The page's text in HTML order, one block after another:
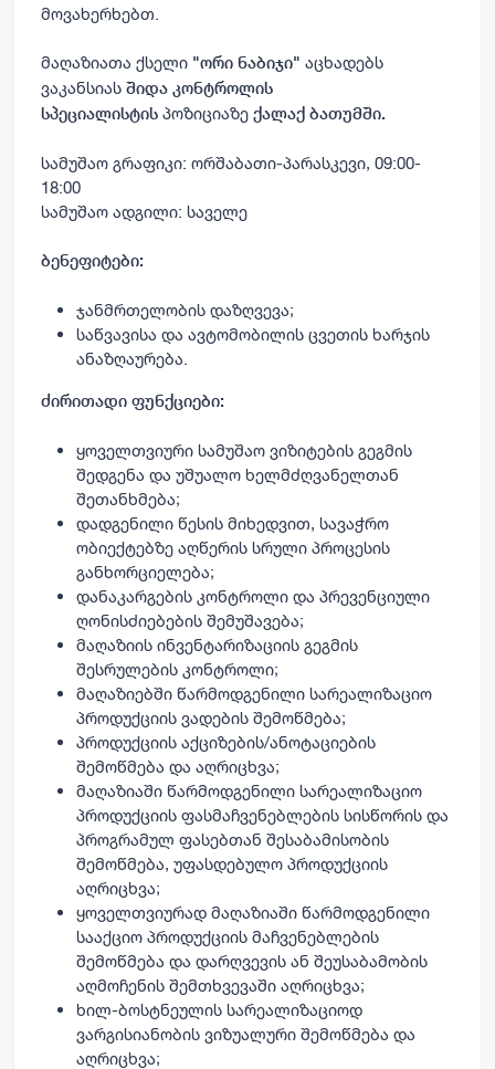
მოვახერხებთ.
მაღაზიათა ქსელი "ორი ნაბიჯი" აცხადებს
ვაკანსიას შიდა კონტროლის
სპეციალისტის პოზიციაზე ქალაქ ბათუმში.
სამუშაო გრაფიკი: ორშაბათი-პარასკევი, 09:00-
18:00
სამუშაო ადგილი: საველე
ბენეფიტები:
ჯანმრთელობის დაზღვევა;
საწვავისა და ავტომობილის ცვეთის ხარჯის
ანაზღაურება.
ძირითადი ფუნქციები:
ყოველთვიური სამუშაო ვიზიტების გეგმის
შედგენა და უშუალო ხელმძღვანელთან
შეთანხმება;
დადგენილი წესის მიხედვით, სავაჭრო
ობიექტებზე აღწერის სრული პროცესის
განხორციელება;
დანაკარგების კონტროლი და პრევენციული
ღონისძიებების შემუშავება;
მაღაზიის ინვენტარიზაციის გეგმის
შესრულების კონტროლი;
მაღაზიებში წარმოდგენილი სარეალიზაციო
პროდუქციის ვადების შემოწმება;
პროდუქციის აქციზების/ანოტაციების
შემოწმება და აღრიცხვა;
მაღაზიაში წარმოდგენილი სარეალიზაციო
პროდუქციის ფასმაჩვენებლების სისწორის და
პროგრამულ ფასებთან შესაბამისობის
შემოწმება, უფასდებულო პროდუქციის
აღრიცხვა;
ყოველთვიურად მაღაზიაში წარმოდგენილი
სააქციო პროდუქციის მაჩვენებლების
შემოწმება და დარღვევის ან შეუსაბამობის
აღმოჩენის შემთხვევაში აღრიცხვა;
ხილ-ბოსტნეულის სარეალიზაციოდ
ვარგისიანობის ვიზუალური შემოწმება და
აღრიცხვა;